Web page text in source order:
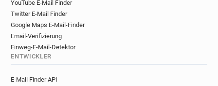
YouTube E-Mail Finder
Twitter E-Mail Finder
Google Maps E-Mail-Finder
Email-Verifizierung
Einweg-E-Mail-Detektor
ENTWICKLER
E-Mail Finder API